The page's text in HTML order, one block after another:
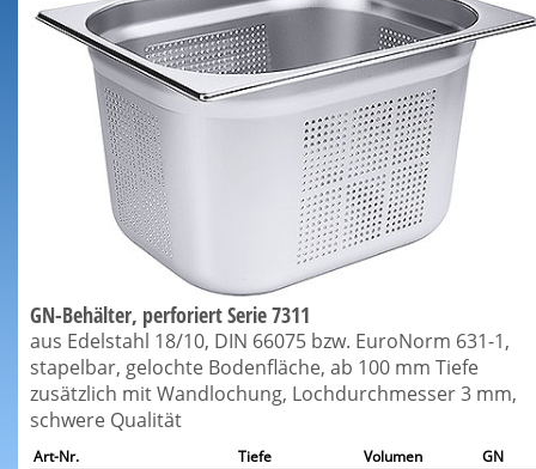
GN-Behälter, perforiert Serie 7311
aus Edelstahl 18/10, DIN 66075 bzw. EuroNorm 631-1,
stapelbar, gelochte Bodenfläche, ab 100 mm Tiefe
zusätzlich mit Wandlochung, Lochdurchmesser 3 mm,
schwere Qualität
Art-Nr. Tiefe Volumen GN